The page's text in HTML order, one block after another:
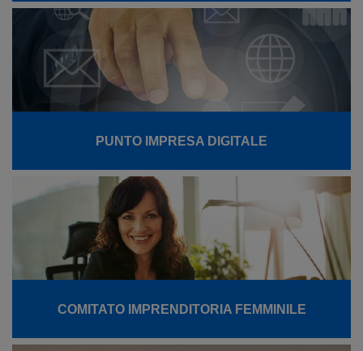
PUNTO IMPRESA DIGITALE
COMITATO IMPRENDITORIA FEMMINILE